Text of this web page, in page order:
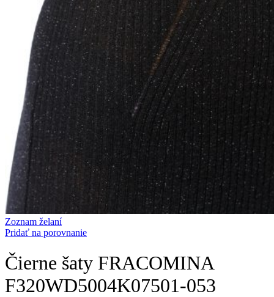
Zoznam želaní
Pridať na porovnanie
Čierne šaty FRACOMINA
F320WD5004K07501-053